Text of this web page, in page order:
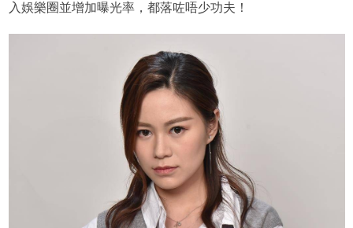
入娛樂圈並增加曝光率，都落咗唔少功夫！